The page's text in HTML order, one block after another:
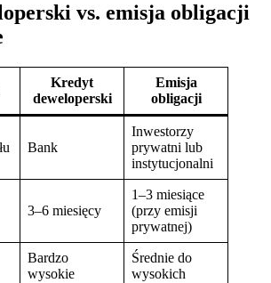
vs. emisja obligacji
Kredyt
deweloperski
Emisja
obligacji
Bank
Inwestorzy
prywatni lub
instytucjonalni
3–6 miesięcy
1–3 miesiące
(przy emisji
prywatnej)
Bardzo
wysokie
Średnie do
wysokich